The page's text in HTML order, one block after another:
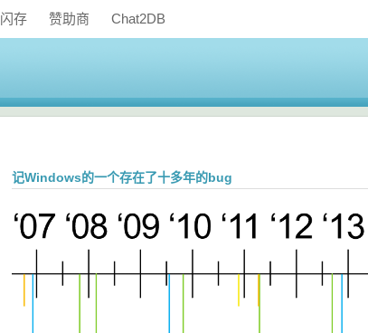
闪存 赞助商 Chat2DB
记Windows的一个存在了十多年的bug